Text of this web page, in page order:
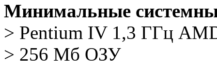
Минимальные
> Pentium IV 1,3 ГГц
> 256 Мб ОЗУ